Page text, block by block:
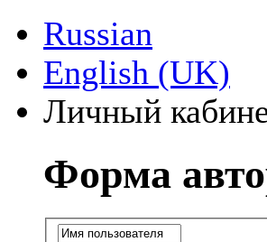
Russian
English (UK)
Личный
Форма